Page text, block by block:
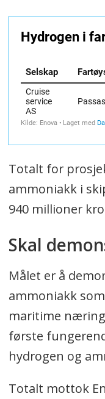
Totalt for
ammoniakk i
940 millioner
Skal
Målet er å
ammoniakk
maritime
første
hydrogen og
Totalt mottok